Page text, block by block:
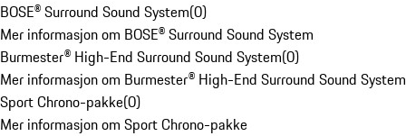
BOSE® Surround Sound System(0)
Mer informasjon om BOSE® Surround Sound System
Burmester® High-End Surround Sound System(0)
Mer informasjon om Burmester® High-End Surround Sound System
Sport Chrono-pakke(0)
Mer informasjon om Sport Chrono-pakke